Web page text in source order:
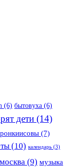
(6) бытовуха (6)
дети (14)
(7)
(10) календарь (3)
москва (9) музыка